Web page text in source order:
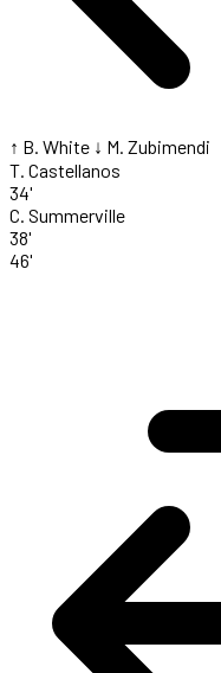
↑ B. White ↓ M. Zubimendi
T. Castellanos
34'
C. Summerville
38'
46'